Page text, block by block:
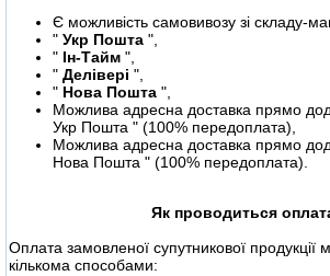
Є можливість самовивозу зі складу-
" Укр Пошта ",
" Ін-Тайм ",
" Делівері ",
" Нова Пошта ",
Можлива адресна доставка прямо
Укр Пошта " (100% передоплата),
Можлива адресна доставка прямо
Нова Пошта " (100% передоплата).
Як проводиться
Оплата замовленої супутникової продукції
кількома способами: